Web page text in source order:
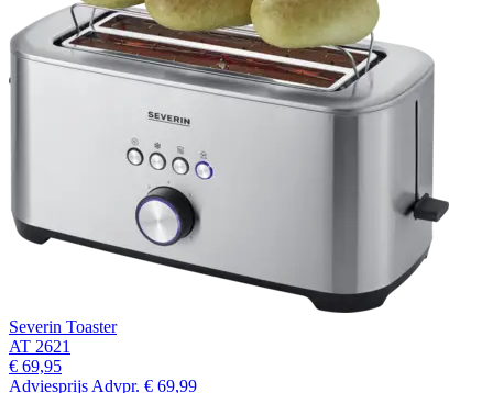
Severin Toaster
AT 2621
€ 69,95
Adviesprijs Advpr. € 69,99